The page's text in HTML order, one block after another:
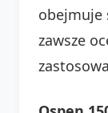
obejmuje
zawsze